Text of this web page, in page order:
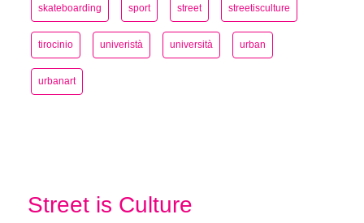
skateboarding sport street streetisculture
tirocinio univeristà università urban
urbanart
Street is Culture